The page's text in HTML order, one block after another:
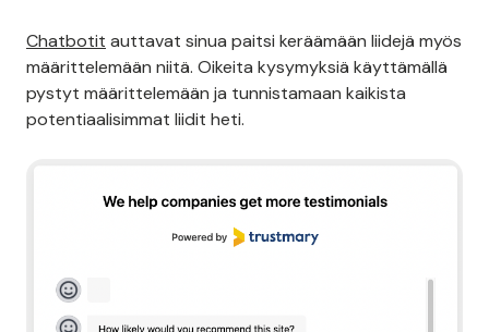
pystyt määrittelemään ja tunnistamaan kaikista
potentiaalisimmat liidit heti.